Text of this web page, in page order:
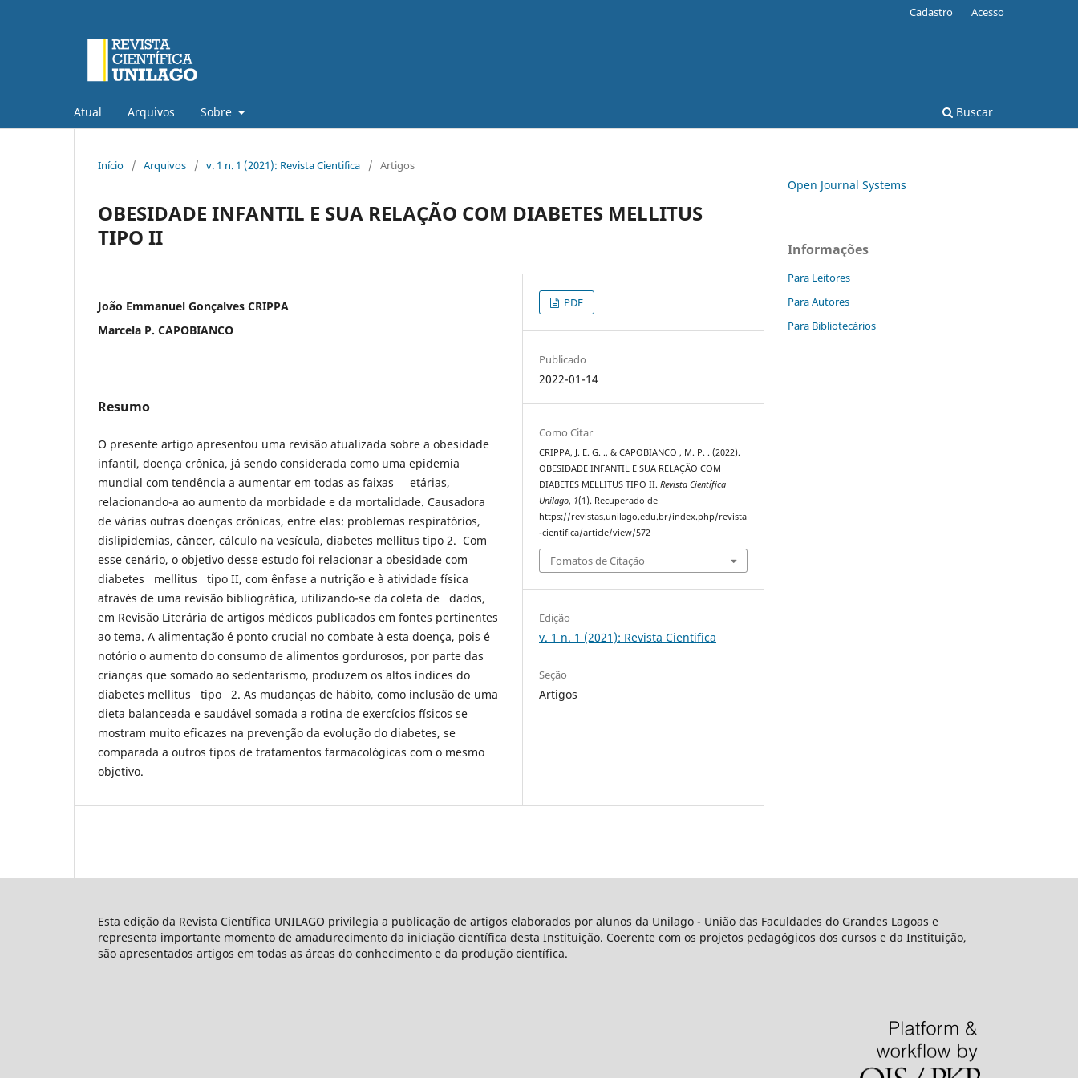
Atual Arquivos Sobre Buscar
Cadastro Acesso
Início / Arquivos / v. 1 n. 1 (2021): Revista Cientifica / Artigos
OBESIDADE INFANTIL E SUA RELAÇÃO COM DIABETES MELLITUS
TIPO II
João Emmanuel Gonçalves CRIPPA
Marcela P. CAPOBIANCO
Resumo
O presente artigo apresentou uma revisão atualizada sobre a obesidade
infantil, doença crônica, já sendo considerada como uma epidemia
mundial com tendência a aumentar em todas as faixas etárias,
relacionando-a ao aumento da morbidade e da mortalidade. Causadora
de várias outras doenças crônicas, entre elas: problemas respiratórios,
dislipidemias, câncer, cálculo na vesícula, diabetes mellitus tipo 2. Com
esse cenário, o objetivo desse estudo foi relacionar a obesidade com
diabetes mellitus tipo II, com ênfase a nutrição e à atividade física
através de uma revisão bibliográfica, utilizando-se da coleta de dados,
em Revisão Literária de artigos médicos publicados em fontes pertinentes
ao tema. A alimentação é ponto crucial no combate à esta doença, pois é
notório o aumento do consumo de alimentos gordurosos, por parte das
crianças que somado ao sedentarismo, produzem os altos índices do
diabetes mellitus tipo 2. As mudanças de hábito, como inclusão de uma
dieta balanceada e saudável somada a rotina de exercícios físicos se
mostram muito eficazes na prevenção da evolução do diabetes, se
comparada a outros tipos de tratamentos farmacológicas com o mesmo
objetivo.
PDF
Publicado
2022-01-14
Como Citar
CRIPPA, J. E. G. ., & CAPOBIANCO , M. P. . (2022).
OBESIDADE INFANTIL E SUA RELAÇÃO COM
DIABETES MELLITUS TIPO II.Revista Científica
Unilago, 1(1). Recuperado de
https://revistas.unilago.edu.br/index.php/revista
-cientifica/article/view/572
Fomatos de Citação
Edição
v. 1 n. 1 (2021): Revista Cientifica
Seção
Artigos
Open Journal Systems
Informações
Para Leitores
Para Autores
Para Bibliotecários
Esta edição da Revista Científica UNILAGO privilegia a publicação de artigos elaborados por alunos da Unilago - União das Faculdades do Grandes Lagoas e
representa importante momento de amadurecimento da iniciação científica desta Instituição. Coerente com os projetos pedagógicos dos cursos e da Instituição,
são apresentados artigos em todas as áreas do conhecimento e da produção científica.